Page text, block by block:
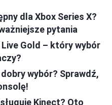
dla Xbox Series X?
pytania
Gold – który wybór
wybór? Sprawdź,
Kinect? Oto